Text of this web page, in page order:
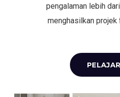
pengalaman lebih
menghasilkan projek